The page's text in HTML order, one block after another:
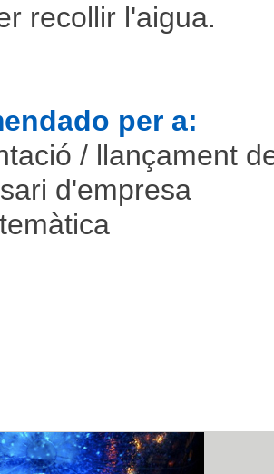
recollir l'aigua.
per a:
/ llançament
d'empresa